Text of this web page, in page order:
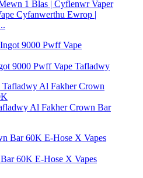
Cyfanwerthu Ewrop |
9000 Pwff Vape Tafladwy
Al Fakher Crown Bar
60K E-Hose X Vapes